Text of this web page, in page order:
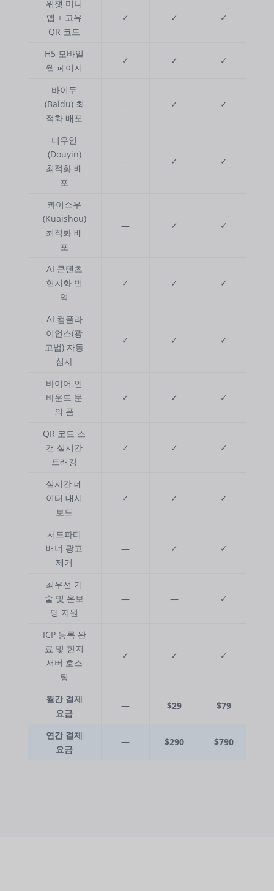
위챗 미니
앱 + 고유
QR 코드
✓ ✓ ✓
H5 모바일
웹 페이지
✓ ✓ ✓
바이두
(Baidu) 최
적화 배포
— ✓ ✓
더우인
(Douyin)
최적화 배
포
— ✓ ✓
콰이쇼우
(Kuaishou)
최적화 배
포
— ✓ ✓
AI 콘텐츠
현지화 번
역
✓ ✓ ✓
AI 컴플라
이언스(광
고법) 자동
심사
✓ ✓ ✓
바이어 인
바운드 문
의 폼
✓ ✓ ✓
QR 코드 스
캔 실시간
트래킹
✓ ✓ ✓
실시간 데
이터 대시
보드
✓ ✓ ✓
서드파티
배너 광고
제거
— ✓ ✓
최우선 기
술 및 온보
딩 지원
— — ✓
ICP 등록 완
료 및 현지
서버 호스
팅
✓ ✓ ✓
월간 결제
요금
— $29 $79
연간 결제
요금
— $290 $790